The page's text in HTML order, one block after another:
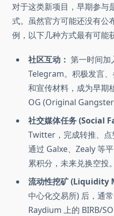
对于这类新项目，早期参与
式。虽然官方可能还没有公
例，以下几种方式最有可能
社区互动： 第一时间
Telegram。积极发言
和宣传材料，成为早期
OG (Original Gangster)
社交媒体任务 (Social
Twitter，完成转推、点
通过 Galxe、Zealy 等
累积分，未来兑换空投。
流动性挖矿 (Liquidity
中心化交易所) 后，通
Raydium 上的 BIRB/